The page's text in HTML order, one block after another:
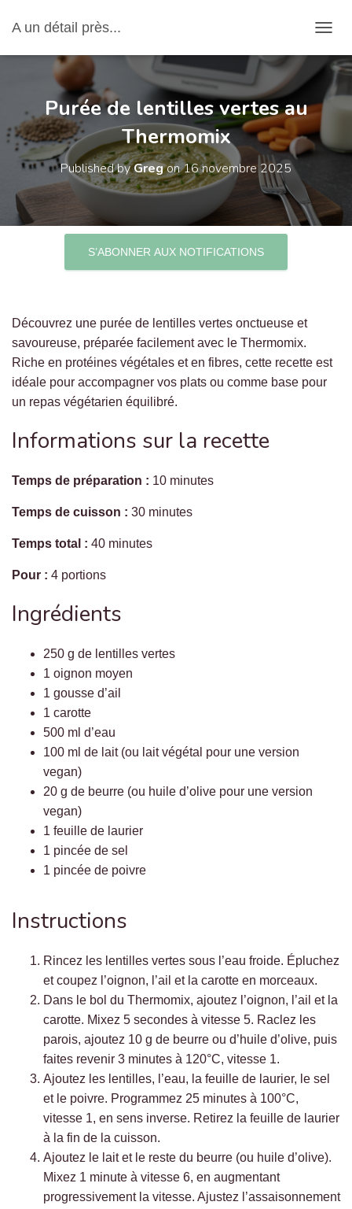
A un détail près...
Purée de lentilles vertes au
Thermomix
Published byGregon16 novembre 2025
S’ABONNER AUX NOTIFICATIONS
Découvrez une purée de lentilles vertes onctueuse et
savoureuse, préparée facilement avec le Thermomix.
Riche en protéines végétales et en fibres, cette recette est
idéale pour accompagner vos plats ou comme base pour
un repas végétarien équilibré.
Informations sur la recette
Temps de préparation : 10 minutes
Temps de cuisson : 30 minutes
Temps total : 40 minutes
Pour : 4 portions
Ingrédients
250 g de lentilles vertes
1 oignon moyen
1 gousse d’ail
1 carotte
500 ml d’eau
100 ml de lait (ou lait végétal pour une version
vegan)
20 g de beurre (ou huile d’olive pour une version
vegan)
1 feuille de laurier
1 pincée de sel
1 pincée de poivre
Instructions
Rincez les lentilles vertes sous l’eau froide. Épluchez
et coupez l’oignon, l’ail et la carotte en morceaux.
Dans le bol du Thermomix, ajoutez l’oignon, l’ail et la
carotte. Mixez 5 secondes à vitesse 5. Raclez les
parois, ajoutez 10 g de beurre ou d’huile d’olive, puis
faites revenir 3 minutes à 120°C, vitesse 1.
Ajoutez les lentilles, l’eau, la feuille de laurier, le sel
et le poivre. Programmez 25 minutes à 100°C,
vitesse 1, en sens inverse. Retirez la feuille de laurier
à la fin de la cuisson.
Ajoutez le lait et le reste du beurre (ou huile d’olive).
Mixez 1 minute à vitesse 6, en augmentant
progressivement la vitesse. Ajustez l’assaisonnement